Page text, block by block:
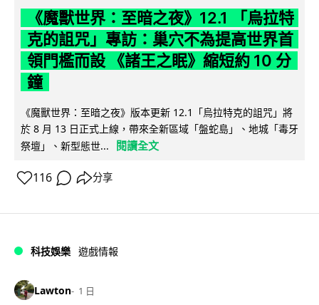
《魔獸世界：至暗之夜》12.1 「烏拉特
克的詛咒」專訪：巢穴不為提高世界首
領門檻而設 《諸王之眠》縮短約 10 分
鐘
《魔獸世界：至暗之夜》版本更新 12.1「烏拉特克的詛咒」將
於 8 月 13 日正式上線，帶來全新區域「盤蛇島」、地城「毒牙
祭壇」、新型態世...
閱讀全文
116 分享
科技娛樂 遊戲情報
Lawton 1 日